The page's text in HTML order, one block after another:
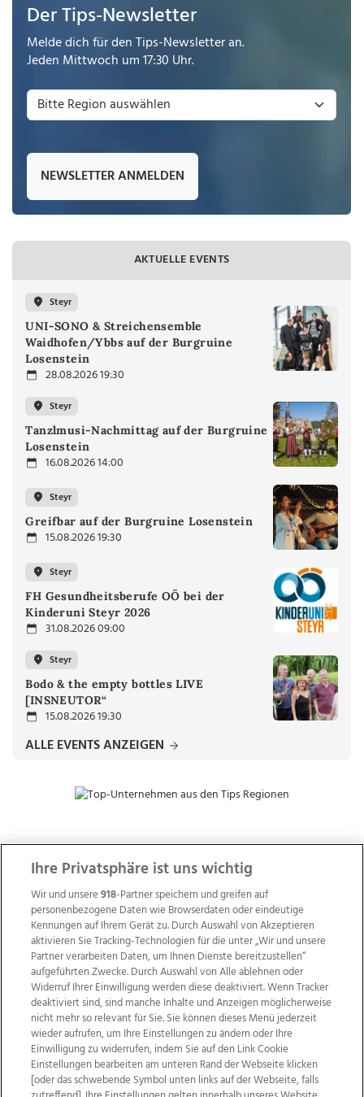
Der Tips-Newsletter
Melde dich für den Tips-Newsletter an.
Jeden Mittwoch um 17:30 Uhr.
NEWSLETTER ANMELDEN
AKTUELLE EVENTS
Steyr
UNI-SONO & Streichensemble
Waidhofen/Ybbs auf der Burgruine
Losenstein
28.08.2026 19:30
Steyr
Tanzlmusi-Nachmittag auf der Burgruine
Losenstein
16.08.2026 14:00
Steyr
Greifbar auf der Burgruine Losenstein
15.08.2026 19:30
Steyr
FH Gesundheitsberufe OÖ bei der
Kinderuni Steyr 2026
31.08.2026 09:00
Steyr
Bodo & the empty bottles LIVE
[INSNEUTOR“
15.08.2026 19:30
ALLE EVENTS ANZEIGEN
ZUR NACHRICHTENÜBERSICHT
Wir über uns Mediadaten Kontakt
Jobs
Ihre Privatsphäre ist uns wichtig
Wir und unsere918-Partner speichern und greifen auf
personenbezogene Daten wie Browserdaten oder eindeutige
Kennungen auf Ihrem Gerät zu. Durch Auswahl von Akzeptieren
aktivieren Sie Tracking-Technologien für die unter „Wir und unsere
Partner verarbeiten Daten, um Ihnen Dienste bereitzustellen“
aufgeführten Zwecke. Durch Auswahl von Alle ablehnen oder
Widerruf Ihrer Einwilligung werden diese deaktiviert. Wenn Tracker
deaktiviert sind, sind manche Inhalte und Anzeigen möglicherweise
nicht mehr so relevant für Sie. Sie können dieses Menü jederzeit
wieder aufrufen, um Ihre Einstellungen zu ändern oder Ihre
Einwilligung zu widerrufen, indem Sie auf den Link Cookie
Einstellungen bearbeiten am unteren Rand der Webseite klicken
[oder das schwebende Symbol unten links auf der Webseite, falls